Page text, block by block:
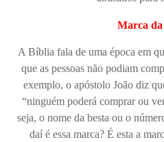
Marca da
A Bíblia fala de uma época em
que as pessoas não podiam
exemplo, o apóstolo João diz
“ninguém poderá comprar ou
seja, o nome da besta ou o
daí é essa marca? É esta a